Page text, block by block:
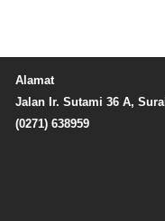
Alamat
Jalan Ir. Sutami 36 A,
(0271) 638959